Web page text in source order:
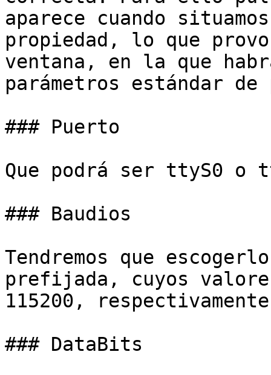
aparece cuando
propiedad, lo que
ventana, en la que
parámetros estándar
### Puerto
Que podrá ser ttyS0 o
### Baudios
Tendremos que
prefijada, cuyos
115200,
### DataBits